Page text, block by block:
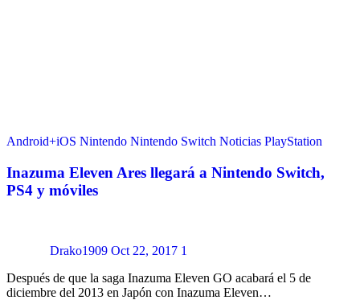
Android+iOS Nintendo Nintendo Switch Noticias PlayStation
Inazuma Eleven Ares llegará a Nintendo Switch,
PS4 y móviles
Drako1909 Oct 22, 2017 1
Después de que la saga Inazuma Eleven GO acabará el 5 de
diciembre del 2013 en Japón con Inazuma Eleven…